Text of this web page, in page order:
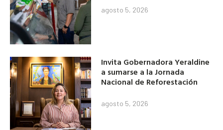
agosto 5, 2026
Invita Gobernadora Yeraldine
a sumarse a la Jornada
Nacional de Reforestación
agosto 5, 2026